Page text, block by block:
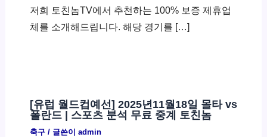
저희 토친놈TV에서 추천하는 100% 보증 제휴업
체를 소개해드립니다. 해당 경기를 […]
[유럽 월드컵예선] 2025년11월18일 몰타 vs
폴란드 | 스포츠 분석 무료 중계 토친놈
축구/ 글쓴이 admin